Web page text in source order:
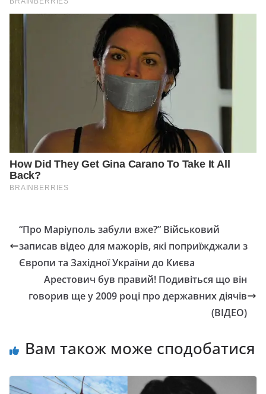
“Про Маріуполь забули вже?” Військовий
записав відео для мажорів, які поприїжджали з
Європи та Західної України до Києва
Арестович був правий! Подивіться що він
говорив ще у 2009 році про державних діячів
(ВІДЕО)
Вам також може сподобатися